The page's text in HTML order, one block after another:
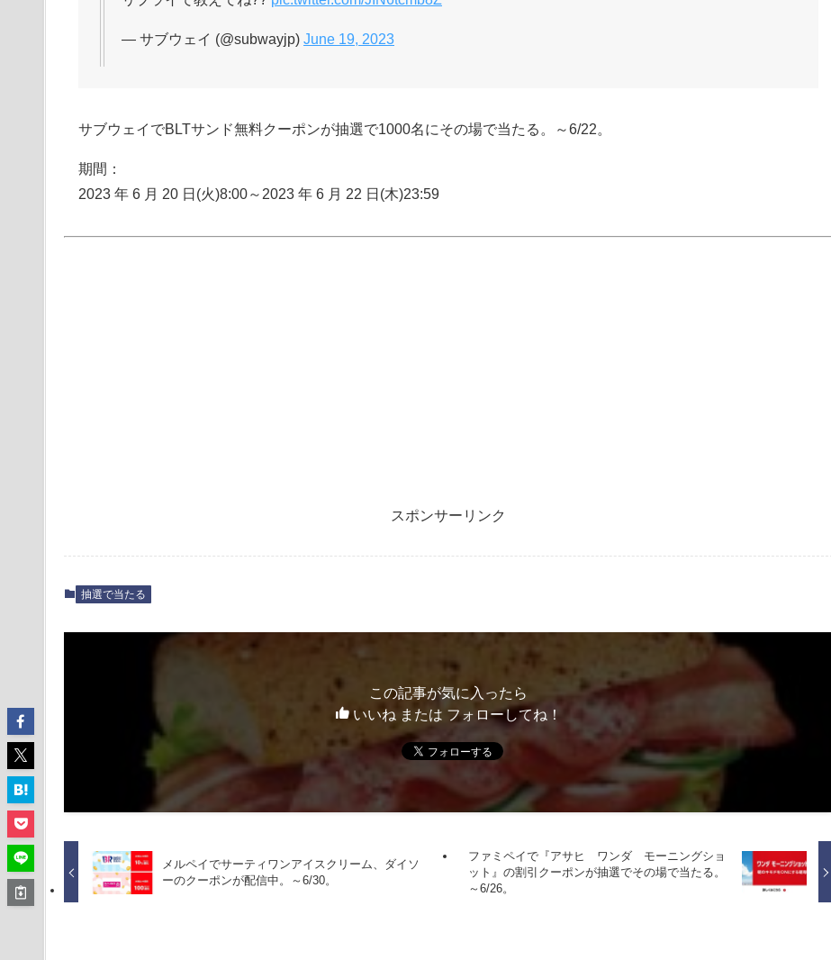
— サブウェイ (@subwayjp) June 19, 2023
サブウェイでBLTサンド無料クーポンが抽選で1000名にその場で当たる。～6/22。
期間：
2023 年 6 月 20 日(火)8:00～2023 年 6 月 22 日(木)23:59
スポンサーリンク
抽選で当たる
この記事が気に入ったら
いいね または フォローしてね！
メルペイでサーティワンアイスクリーム、ダイソ
ーのクーポンが配信中。～6/30。
ファミペイで『アサヒ ワンダ モーニングショ
ット』の割引クーポンが抽選でその場で当たる。
～6/26。